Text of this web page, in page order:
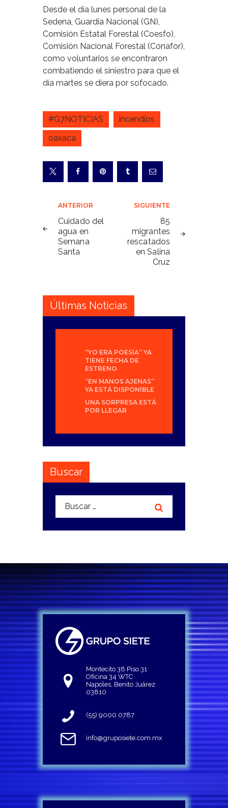
Desde el día lunes personal de la
Sedena, Guardia Nacional (GN),
Comisión Estatal Forestal (Coesfo),
Comisión Nacional Forestal (Conafor),
como voluntarios se encontraron
combatiendo el siniestro para que el
día martes se diera por sofocado.
#G7NOTICIAS
incendios
oaxaca
Navegación
de
entradas
ANTERIOR
Cuidado del
agua en
Semana
Santa
SIGUIENTE
85
migrantes
rescatados
en Salina
Cruz
Últimas Noticias
“YO ERA POESÍA” YA
TIENE FECHA DE
ESTRENO
“EN MANOS AJENAS”
YA ESTÁ DISPONIBLE
UNA SORPRESA ESTÁ
POR LLEGAR
Buscar
Buscar:
Montecito 38 Piso 31
Oficina 34 WTC
Napoles, Benito Juárez
03810
(55) 9000 0787
info@gruposiete.com.mx